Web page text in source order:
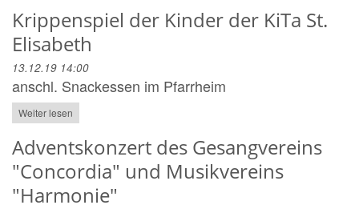
Krippenspiel der Kinder der KiTa St.
Elisabeth
13.12.19 14:00
anschl. Snackessen im Pfarrheim
Weiter lesen
Adventskonzert des Gesangvereins
"Concordia" und Musikvereins
"Harmonie"